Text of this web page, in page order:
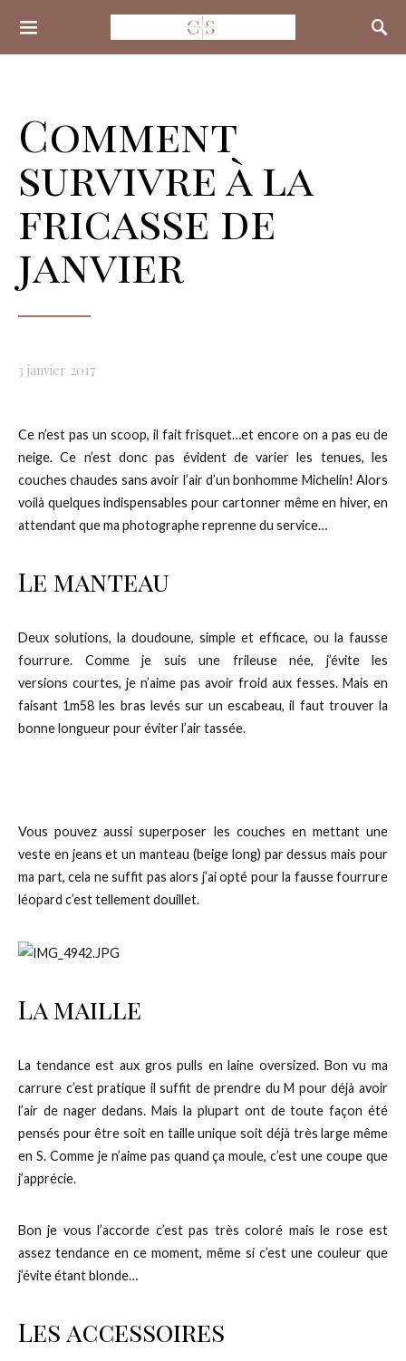
Search for:
Comment
survivre à la
fricasse de
janvier
3 janvier 2017
Ce n’est pas un scoop, il fait frisquet…et encore on a pas eu de
neige. Ce n’est donc pas évident de varier les tenues, les
couches chaudes sans avoir l’air d’un bonhomme Michelin! Alors
voilà quelques indispensables pour cartonner même en hiver, en
attendant que ma photographe reprenne du service…
Le manteau
Deux solutions, la doudoune, simple et efficace, ou la fausse
fourrure. Comme je suis une frileuse née, j’évite les
versions courtes, je n’aime pas avoir froid aux fesses. Mais en
faisant 1m58 les bras levés sur un escabeau, il faut trouver la
bonne longueur pour éviter l’air tassée.
Vous pouvez aussi superposer les couches en mettant une
veste en jeans et un manteau (beige long) par dessus mais pour
ma part, cela ne suffit pas alors j’ai opté pour la fausse fourrure
léopard c’est tellement douillet.
La maille
La tendance est aux gros pulls en laine oversized. Bon vu ma
carrure c’est pratique il suffit de prendre du M pour déjà avoir
l’air de nager dedans. Mais la plupart ont de toute façon été
pensés pour être soit en taille unique soit déjà très large même
en S. Comme je n’aime pas quand ça moule, c’est une coupe que
j’apprécie.
Bon je vous l’accorde c’est pas très coloré mais le rose est
assez tendance en ce moment, même si c’est une couleur que
j’évite étant blonde…
Les accessoires